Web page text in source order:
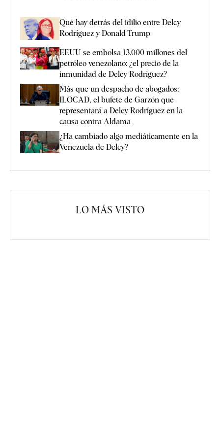
Qué hay detrás del idilio entre Delcy
Rodríguez y Donald Trump
EEUU se embolsa 13.000 millones del
petróleo venezolano: ¿el precio de la
inmunidad de Delcy Rodríguez?
Más que un despacho de abogados:
ILOCAD, el bufete de Garzón que
representará a Delcy Rodríguez en la
causa contra Aldama
¿Ha cambiado algo mediáticamente en la
Venezuela de Delcy?
LO MÁS VISTO